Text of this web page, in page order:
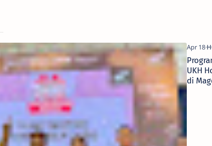
UKH
di
Tuntas,
Bawa
Honda